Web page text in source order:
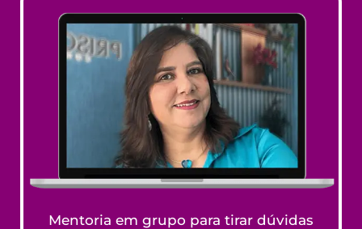
Mentoria em grupo para tirar dúvidas